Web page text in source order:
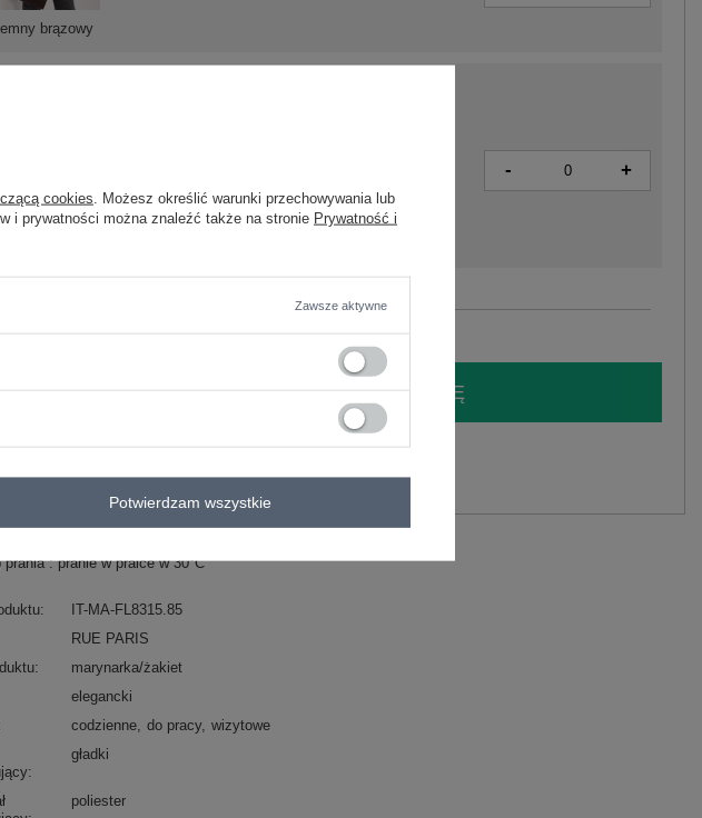
brązowy
- +
Zobacz wszystkie kolory (+7)
ZALOGUJ SIĘ I ZOBACZ CENĘ
Zadzwoń+48 601 547 740 Zadaj pytanie
prania : pranie w pralce w 30°C
IT-MA-FL8315.85
RUE PARIS
marynarka/żakiet
elegancki
codzienne do pracy wizytowe
gładki
poliester
cookies . Możesz określić warunki przechowywania lub
i prywatności można znaleźć także na stronie Prywatność i
Zawsze aktywne
Potwierdzam wszystkie